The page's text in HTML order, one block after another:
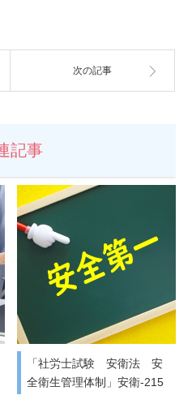
次の記事
記事
「社労士試験 安衛法 安
全衛生管理体制」安衛-215